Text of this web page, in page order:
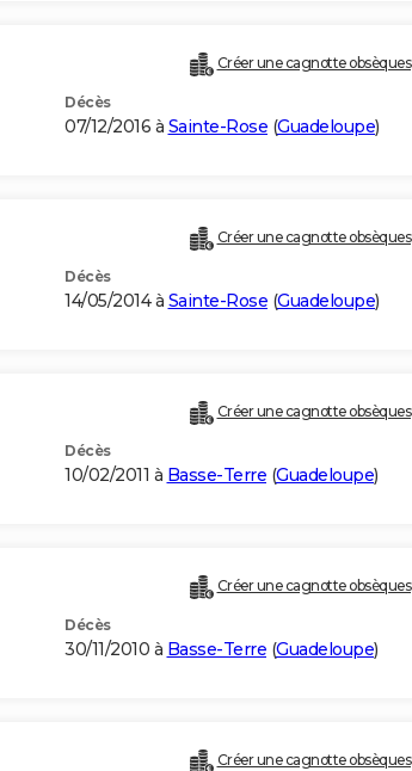
Créer une cagnotte obsèques
Décès
07/12/2016 à Sainte-Rose (Guadeloupe)
Créer une cagnotte obsèques
Décès
14/05/2014 à Sainte-Rose (Guadeloupe)
Créer une cagnotte obsèques
Décès
10/02/2011 à Basse-Terre (Guadeloupe)
Créer une cagnotte obsèques
Décès
30/11/2010 à Basse-Terre (Guadeloupe)
Créer une cagnotte obsèques